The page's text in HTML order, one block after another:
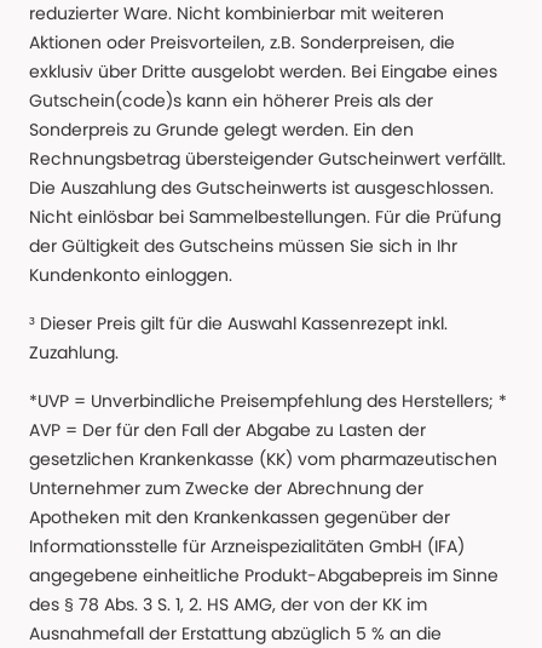
reduzierter Ware. Nicht kombinierbar mit weiteren
Aktionen oder Preisvorteilen, z.B. Sonderpreisen, die
exklusiv über Dritte ausgelobt werden. Bei Eingabe eines
Gutschein(code)s kann ein höherer Preis als der
Sonderpreis zu Grunde gelegt werden. Ein den
Rechnungsbetrag übersteigender Gutscheinwert verfällt.
Die Auszahlung des Gutscheinwerts ist ausgeschlossen.
Nicht einlösbar bei Sammelbestellungen. Für die Prüfung
der Gültigkeit des Gutscheins müssen Sie sich in Ihr
Kundenkonto einloggen.
³ Dieser Preis gilt für die Auswahl Kassenrezept inkl.
Zuzahlung.
*UVP = Unverbindliche Preisempfehlung des Herstellers; *
AVP = Der für den Fall der Abgabe zu Lasten der
gesetzlichen Krankenkasse (KK) vom pharmazeutischen
Unternehmer zum Zwecke der Abrechnung der
Apotheken mit den Krankenkassen gegenüber der
Informationsstelle für Arzneispezialitäten GmbH (IFA)
angegebene einheitliche Produkt-Abgabepreis im Sinne
des § 78 Abs. 3 S. 1, 2. HS AMG, der von der KK im
Ausnahmefall der Erstattung abzüglich 5 % an die